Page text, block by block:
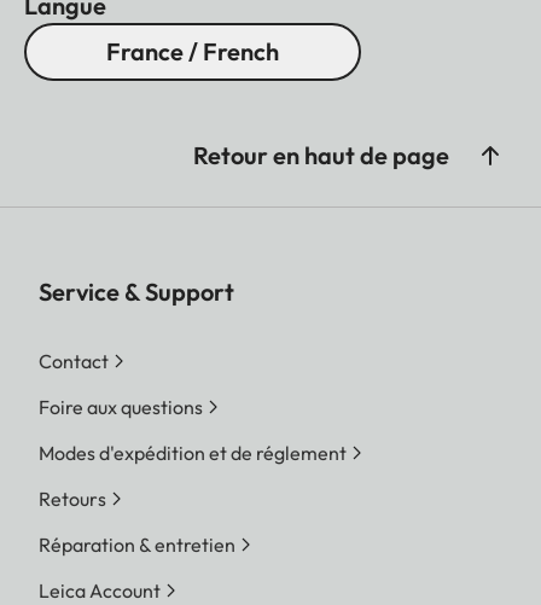
France / French
Retour en haut de page
Service & Support
Contact
Foire aux questions
Modes d'expédition et de réglement
Retours
Réparation & entretien
Leica Account